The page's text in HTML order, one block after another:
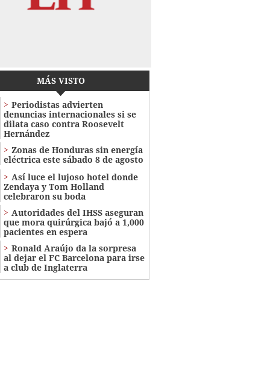
MÁS VISTO
Periodistas advierten
denuncias internacionales si se
dilata caso contra Roosevelt
Hernández
Zonas de Honduras sin energía
eléctrica este sábado 8 de agosto
Así luce el lujoso hotel donde
Zendaya y Tom Holland
celebraron su boda
Autoridades del IHSS aseguran
que mora quirúrgica bajó a 1,000
pacientes en espera
Ronald Araújo da la sorpresa
al dejar el FC Barcelona para irse
a club de Inglaterra